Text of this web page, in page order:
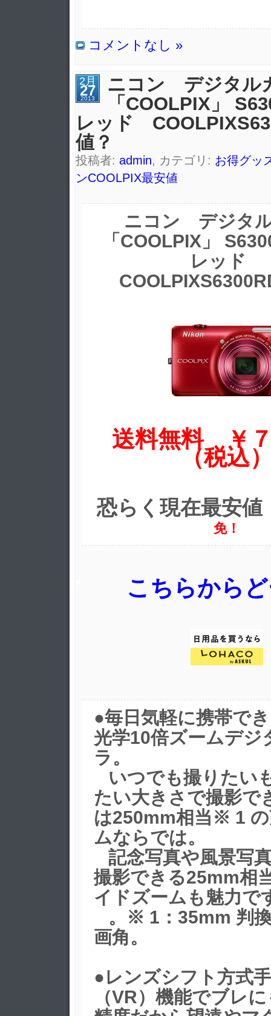
コメントなし »
2月
27
2013
ニコン デジタル
「COOLPIX」
レッド
値？
投稿者: admin, カテゴリ: お得グッ
ンCOOLPIX最安値
ニコン デジタ
「COOLPIX」
レッド
送料無料￥
（税込
恐らく現在最安値
免！
こちらから
●毎日気軽に携帯で
光学10倍ズームデジ
ラ。
いつでも撮りたい
たい大きさで撮影で
は250mm相当※ 1
ムならでは。
記念写真や風景写
撮影できる25mm相
イドズームも魅力で
。※ 1：35mm 判
画角。
●レンズシフト方式
（VR）機能でブレ